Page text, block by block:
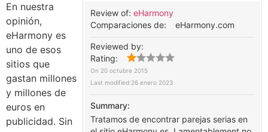
Review of: eHarmony
Comparaciones de:
eHarmony.com
Reviewed by:
Rating:
On 20 octubre 2015
Last modified:26 enero 2023
Summary:
Tratamos de encontrar parejas serias en
En nuestra
opinión,
eHarmony es
uno de esos
sitios que
gastan millones
y millones de
euros en
publicidad. Sin